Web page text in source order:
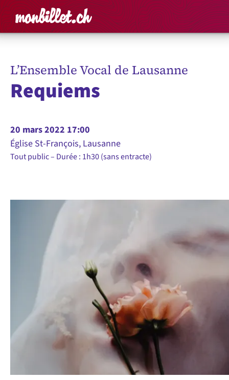
Accueil Rechercher un
Panier
L’Ensemble Vocal de Lausanne
Requiems
20 mars 2022 17:00
Église St-François, Lausanne
Tout public Durée : 1h30 (sans entracte)
L’EVL sous la direction de Facundo
Agudin, artiste en résidence pour
la saison 21–22, interprète le
Requiem
d’Alfred Schnittke à
l’instrumentation explosive.
Composée en 1975, l’œuvre revêt une dimension
théâtrale tout en restant uneMesse des Morts